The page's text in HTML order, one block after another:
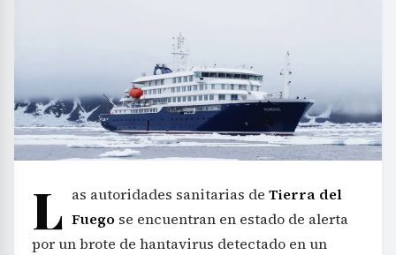
L as autoridades sanitarias de Tierra del
Fuego se encuentran en estado de alerta
por un brote de hantavirus detectado en un